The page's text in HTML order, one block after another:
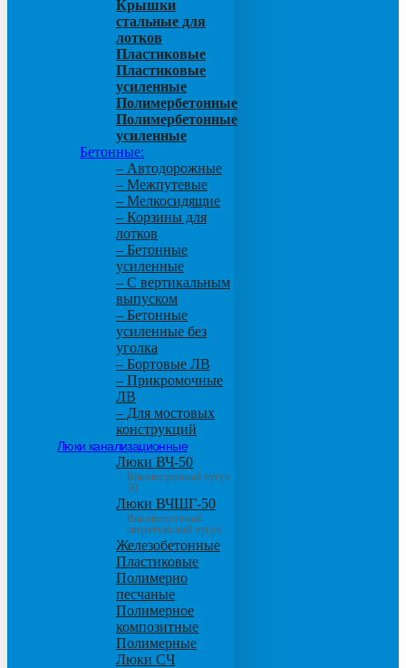
Крышки
стальные для
лотков
Пластиковые
Пластиковые
усиленные
Полимербетонные
Полимербетонные
усиленные
Бетонные:
– Автодорожные
– Межпутевые
– Мелкосидящие
– Корзины для
лотков
– Бетонные
усиленные
– С вертикальным
выпуском
– Бетонные
усиленные без
уголка
– Бортовые ЛВ
– Прикромочные
ЛВ
– Для мостовых
конструкций
Люки канализационные
Люки ВЧ-50
Высокопрочный чугун
50
Люки ВЧШГ-50
Высокопрочный
сверхтяжелый чугун
Железобетонные
Пластиковые
Полимерно
песчаные
Полимерное
композитные
Полимерные
Люки СЧ